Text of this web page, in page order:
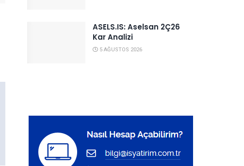
ASELS.IS: Aselsan 2Ç26
Kar Analizi
5 AĞUSTOS 2026